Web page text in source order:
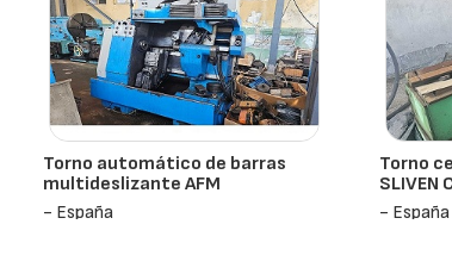
Torno automático de barras
multideslizante AFM
- España
Torno
SLIVEN
- España